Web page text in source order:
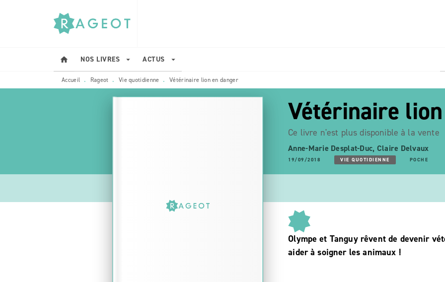
MENU RECHERCHE
home NOS LIVRES arrow_drop_down ACTUS arrow_drop_down
Accueil • Rageot • Vie quotidienne • Vétérinaire lion en danger
Vétérinaire
Ce livre n'est plus disponible à la vente
Anne-Marie Desplat-Duc, Claire Delvaux
19/09/2018 VIE QUOTIDIENNE POCHE
Olympe et Tanguy rêvent de devenir
aider à soigner les animaux !